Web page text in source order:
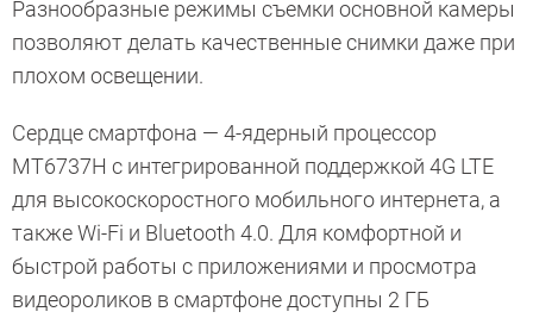
Разнообразные режимы съемки основной камеры
позволяют делать качественные снимки даже при
плохом освещении.
Сердце смартфона — 4-ядерный процессор
MT6737H с интегрированной поддержкой 4G LTE
для высокоскоростного мобильного интернета, а
также Wi-Fi и Bluetooth 4.0. Для комфортной и
быстрой работы с приложениями и просмотра
видеороликов в смартфоне доступны 2 ГБ